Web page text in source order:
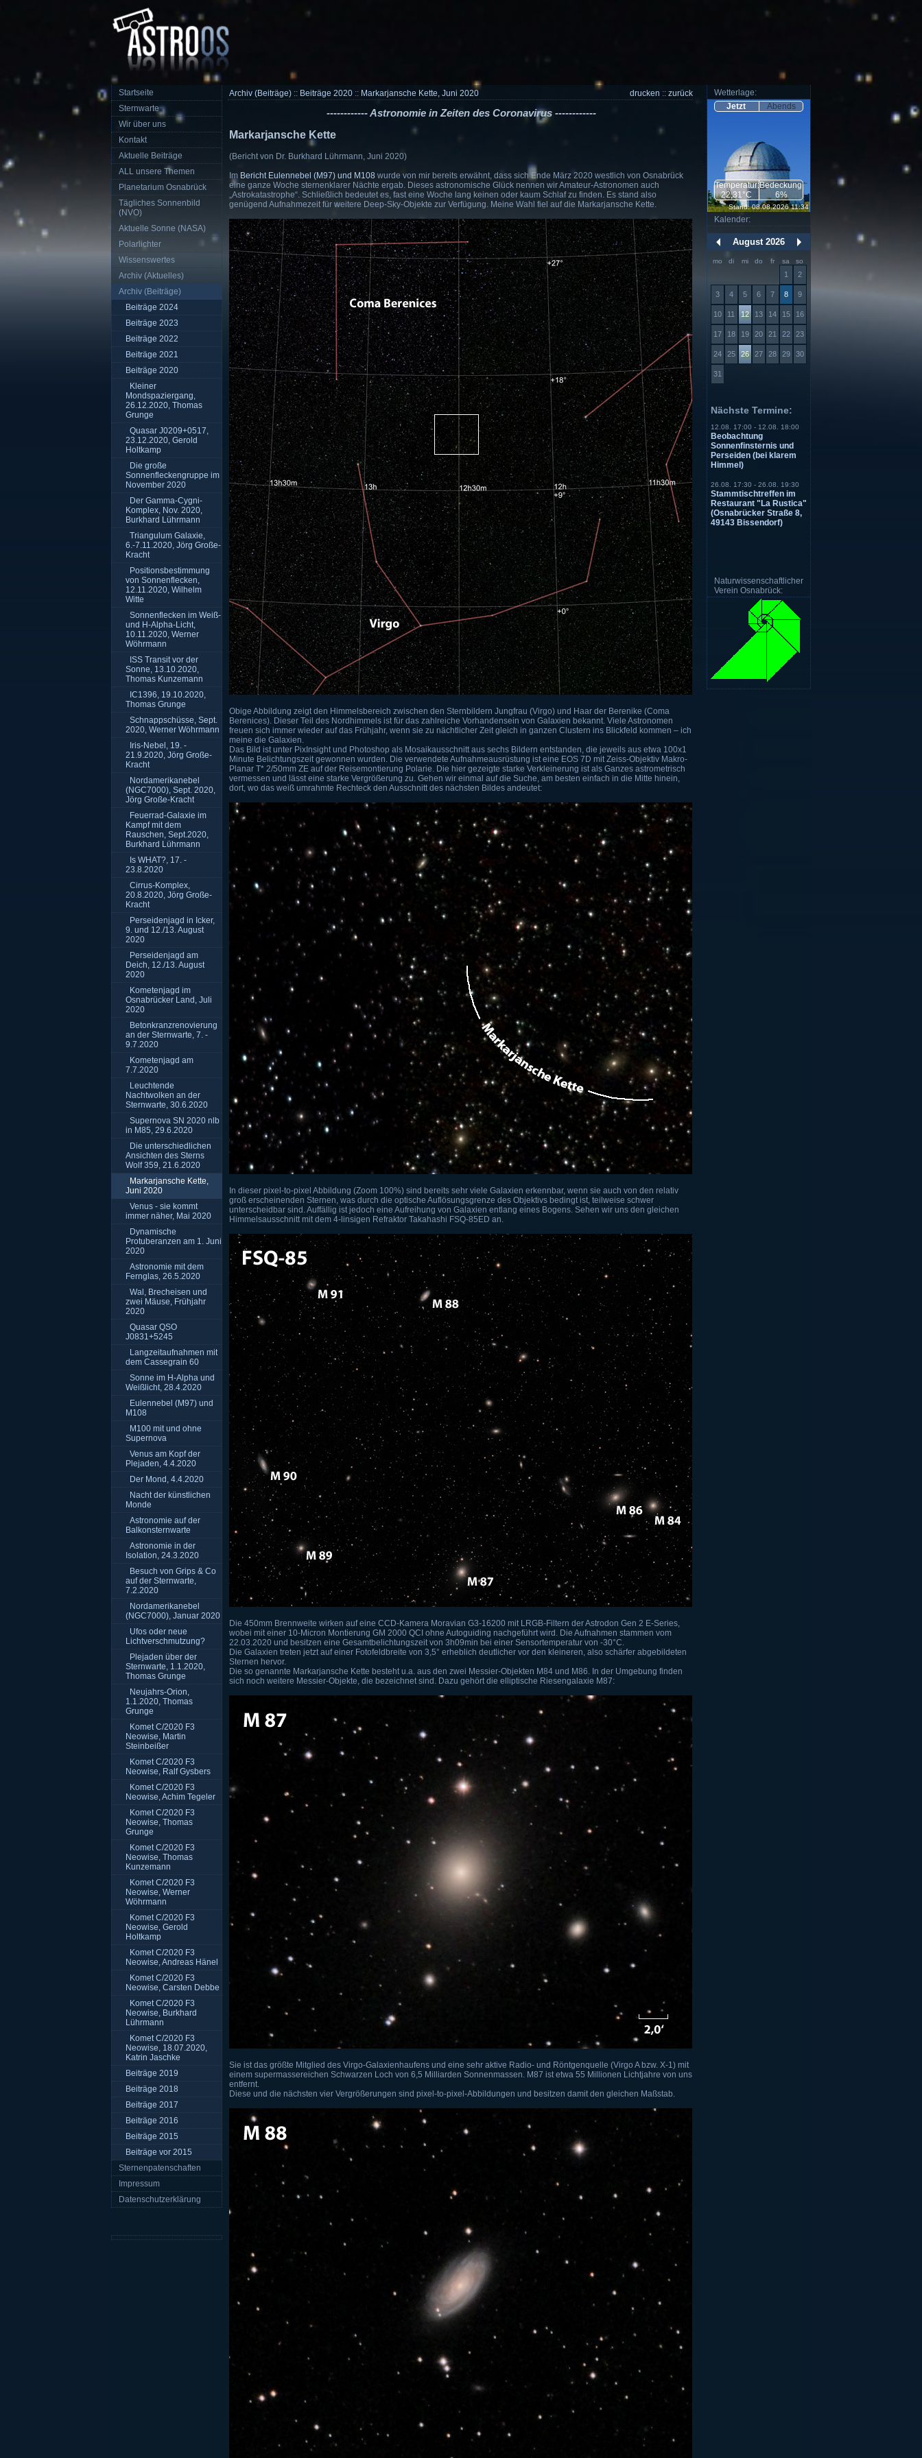
Startseite
Sternwarte
Wir über uns
Kontakt
Aktuelle Beiträge
ALL unsere Themen
Planetarium Osnabrück
Tägliches Sonnenbild
(NVO)
Aktuelle Sonne (NASA)
Polarlichter
Wissenswertes
Archiv (Aktuelles)
Archiv (Beiträge)
Beiträge 2024
Beiträge 2023
Beiträge 2022
Beiträge 2021
Beiträge 2020
Kleiner
Mondspaziergang,
26.12.2020, Thomas
Grunge
Quasar J0209+0517,
23.12.2020, Gerold
Holtkamp
Die große
Sonnenfleckengruppe im
November 2020
Der Gamma-Cygni-
Komplex, Nov. 2020,
Burkhard Lührmann
Triangulum Galaxie,
6.-7.11.2020, Jörg Große-
Kracht
Positionsbestimmung
von Sonnenflecken,
12.11.2020, Wilhelm
Witte
Sonnenflecken im Weiß-
und H-Alpha-Licht,
10.11.2020, Werner
Wöhrmann
ISS Transit vor der
Sonne, 13.10.2020,
Thomas Kunzemann
IC1396, 19.10.2020,
Thomas Grunge
Schnappschüsse, Sept.
2020, Werner Wöhrmann
Iris-Nebel, 19. -
21.9.2020, Jörg Große-
Kracht
Nordamerikanebel
(NGC7000), Sept. 2020,
Jörg Große-Kracht
Feuerrad-Galaxie im
Kampf mit dem
Rauschen, Sept.2020,
Burkhard Lührmann
Is WHAT?, 17. -
23.8.2020
Cirrus-Komplex,
20.8.2020, Jörg Große-
Kracht
Perseidenjagd in Icker,
9. und 12./13. August
2020
Perseidenjagd am
Deich, 12./13. August
2020
Kometenjagd im
Osnabrücker Land, Juli
2020
Betonkranzrenovierung
an der Sternwarte, 7. -
9.7.2020
Kometenjagd am
7.7.2020
Leuchtende
Nachtwolken an der
Sternwarte, 30.6.2020
Supernova SN 2020 nlb
in M85, 29.6.2020
Die unterschiedlichen
Ansichten des Sterns
Wolf 359, 21.6.2020
Markarjansche Kette,
Juni 2020
Venus - sie kommt
immer näher, Mai 2020
Dynamische
Protuberanzen am 1. Juni
2020
Astronomie mit dem
Fernglas, 26.5.2020
Wal, Brecheisen und
zwei Mäuse, Frühjahr
2020
Quasar QSO
J0831+5245
Langzeitaufnahmen mit
dem Cassegrain 60
Sonne im H-Alpha und
Weißlicht, 28.4.2020
Eulennebel (M97) und
M108
M100 mit und ohne
Supernova
Venus am Kopf der
Plejaden, 4.4.2020
Der Mond, 4.4.2020
Nacht der künstlichen
Monde
Astronomie auf der
Balkonsternwarte
Astronomie in der
Isolation, 24.3.2020
Besuch von Grips & Co
auf der Sternwarte,
7.2.2020
Nordamerikanebel
(NGC7000), Januar 2020
Ufos oder neue
Lichtverschmutzung?
Plejaden über der
Sternwarte, 1.1.2020,
Thomas Grunge
Neujahrs-Orion,
1.1.2020, Thomas
Grunge
Komet C/2020 F3
Neowise, Martin
Steinbeißer
Komet C/2020 F3
Neowise, Ralf Gysbers
Komet C/2020 F3
Neowise, Achim Tegeler
Komet C/2020 F3
Neowise, Thomas
Grunge
Komet C/2020 F3
Neowise, Thomas
Kunzemann
Komet C/2020 F3
Neowise, Werner
Wöhrmann
Komet C/2020 F3
Neowise, Gerold
Holtkamp
Komet C/2020 F3
Neowise, Andreas Hänel
Komet C/2020 F3
Neowise, Carsten Debbe
Komet C/2020 F3
Neowise, Burkhard
Lührmann
Komet C/2020 F3
Neowise, 18.07.2020,
Katrin Jaschke
Beiträge 2019
Beiträge 2018
Beiträge 2017
Beiträge 2016
Beiträge 2015
Beiträge vor 2015
Sternenpatenschaften
Impressum
Datenschutzerklärung
Wetterlage:
Jetzt
Abends
Temperatur:
22,31°C
Bedeckung:
6%
Stand: 08.08.2026 11:34
Kalender:
August 2026
mo di mi do fr sa so
1 2
3 4 5 6 7 8 9
10 11 12 13 14 15 16
17 18 19 20 21 22 23
24 25 26 27 28 29 30
31
Nächste Termine:
12.08. 17:00 - 12.08. 18:00
Beobachtung
Sonnenfinsternis und
Perseiden (bei klarem
Himmel)
26.08. 17:30 - 26.08. 19:30
Stammtischtreffen im
Restaurant "La Rustica"
(Osnabrücker Straße 8,
49143 Bissendorf)
Naturwissenschaftlicher
Verein Osnabrück:
Archiv (Beiträge) :: Beiträge 2020 :: Markarjansche Kette, Juni 2020 drucken :: zurück
------------ Astronomie in Zeiten des Coronavirus ------------
Markarjansche Kette
(Bericht von Dr. Burkhard Lührmann, Juni 2020)
Im Bericht Eulennebel (M97) und M108 wurde von mir bereits erwähnt, dass sich Ende März 2020 westlich von Osnabrück
eine ganze Woche sternenklarer Nächte ergab. Dieses astronomische Glück nennen wir Amateur-Astronomen auch
„Astrokatastrophe“. Schließlich bedeutet es, fast eine Woche lang keinen oder kaum Schlaf zu finden. Es stand also
genügend Aufnahmezeit für weitere Deep-Sky-Objekte zur Verfügung. Meine Wahl fiel auf die Markarjansche Kette.
Obige Abbildung zeigt den Himmelsbereich zwischen den Sternbildern Jungfrau (Virgo) und Haar der Berenike (Coma
Berenices). Dieser Teil des Nordhimmels ist für das zahlreiche Vorhandensein von Galaxien bekannt. Viele Astronomen
freuen sich immer wieder auf das Frühjahr, wenn sie zu nächtlicher Zeit gleich in ganzen Clustern ins Blickfeld kommen – ich
meine die Galaxien.
Das Bild ist unter PixInsight und Photoshop als Mosaikausschnitt aus sechs Bildern entstanden, die jeweils aus etwa 100x1
Minute Belichtungszeit gewonnen wurden. Die verwendete Aufnahmeausrüstung ist eine EOS 7D mit Zeiss-Objektiv Makro-
Planar T* 2/50mm ZE auf der Reisemontierung Polarie. Die hier gezeigte starke Verkleinerung ist als Ganzes astrometrisch
vermessen und lässt eine starke Vergrößerung zu. Gehen wir einmal auf die Suche, am besten einfach in die Mitte hinein,
dort, wo das weiß umrahmte Rechteck den Ausschnitt des nächsten Bildes andeutet:
In dieser pixel-to-pixel Abbildung (Zoom 100%) sind bereits sehr viele Galaxien erkennbar, wenn sie auch von den relativ
groß erscheinenden Sternen, was durch die optische Auflösungsgrenze des Objektivs bedingt ist, teilweise schwer
unterscheidbar sind. Auffällig ist jedoch eine Aufreihung von Galaxien entlang eines Bogens. Sehen wir uns den gleichen
Himmelsausschnitt mit dem 4-linsigen Refraktor Takahashi FSQ-85ED an.
Die 450mm Brennweite wirken auf eine CCD-Kamera Moravian G3-16200 mit LRGB-Filtern der Astrodon Gen 2 E-Series,
wobei mit einer 10-Micron Montierung GM 2000 QCI ohne Autoguiding nachgeführt wird. Die Aufnahmen stammen vom
22.03.2020 und besitzen eine Gesamtbelichtungszeit von 3h09min bei einer Sensortemperatur von -30°C.
Die Galaxien treten jetzt auf einer Fotofeldbreite von 3,5° erheblich deutlicher vor den kleineren, also schärfer abgebildeten
Sternen hervor.
Die so genannte Markarjansche Kette besteht u.a. aus den zwei Messier-Objekten M84 und M86. In der Umgebung finden
sich noch weitere Messier-Objekte, die bezeichnet sind. Dazu gehört die elliptische Riesengalaxie M87:
Sie ist das größte Mitglied des Virgo-Galaxienhaufens und eine sehr aktive Radio- und Röntgenquelle (Virgo A bzw. X-1) mit
einem supermassereichen Schwarzen Loch von 6,5 Milliarden Sonnenmassen. M87 ist etwa 55 Millionen Lichtjahre von uns
entfernt.
Diese und die nächsten vier Vergrößerungen sind pixel-to-pixel-Abbildungen und besitzen damit den gleichen Maßstab.